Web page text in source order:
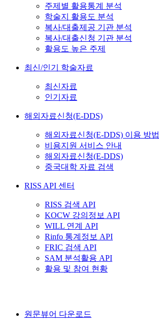
주제별 활용통계 분석
학술지 활용도 분석
복사/대출제공 기관 분석
복사/대출신청 기관 분석
활용도 높은 주제
최신/인기 학술자료
최신자료
인기자료
해외자료신청(E-DDS)
해외자료신청(E-DDS) 이용 방법
비용지원 서비스 안내
해외자료신청(E-DDS)
중국대학 자료 검색
RISS API 센터
RISS 검색 API
KOCW 강의정보 API
WILL 연계 API
Rinfo 통계정보 API
FRIC 검색 API
SAM 분석활용 API
활용 및 참여 현황
원문뷰어 다운로드